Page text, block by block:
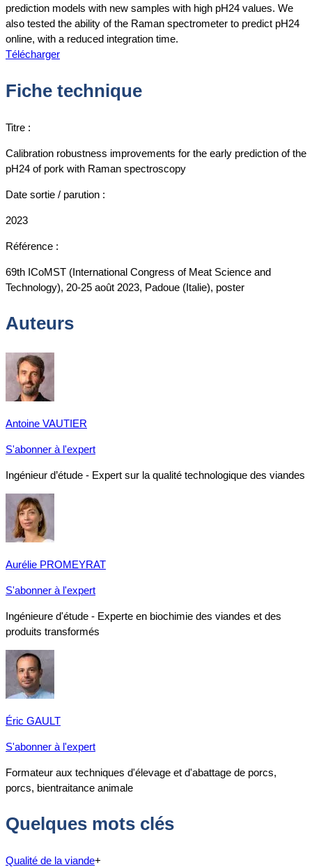
prediction models with new samples with high pH24 values. We
also tested the ability of the Raman spectrometer to predict pH24
online, with a reduced integration time.
Télécharger
Fiche technique
Titre :
Calibration robustness improvements for the early prediction of the
pH24 of pork with Raman spectroscopy
Date sortie / parution :
2023
Référence :
69th ICoMST (International Congress of Meat Science and
Technology), 20-25 août 2023, Padoue (Italie), poster
Auteurs
Antoine VAUTIER
S'abonner à l'expert
Ingénieur d’étude - Expert sur la qualité technologique des viandes
Aurélie PROMEYRAT
S'abonner à l'expert
Ingénieure d'étude - Experte en biochimie des viandes et des
produits transformés
Éric GAULT
S'abonner à l'expert
Formateur aux techniques d'élevage et d'abattage de porcs,
porcs, bientraitance animale
Quelques mots clés
Qualité de la viande+